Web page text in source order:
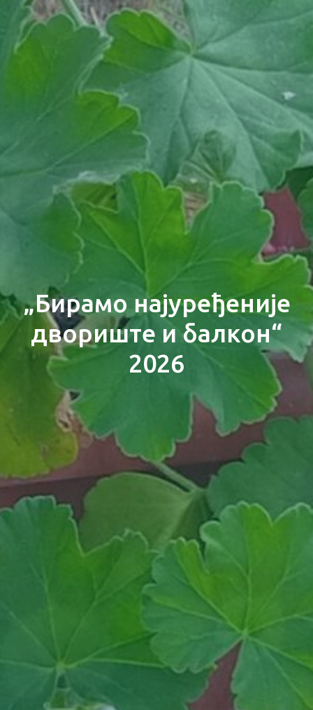
„Бирамо најуређеније
двориште и балкон“
2026